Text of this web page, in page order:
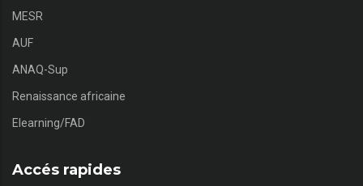
MESR
AUF
ANAQ-Sup
Renaissance africaine
Elearning/FAD
Accés rapides